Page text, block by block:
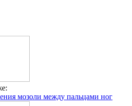
мозоли между пальцами ног